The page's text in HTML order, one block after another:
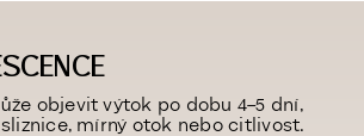
objevit výtok po dobu 4–5 dní,
mírný otok nebo citlivost.